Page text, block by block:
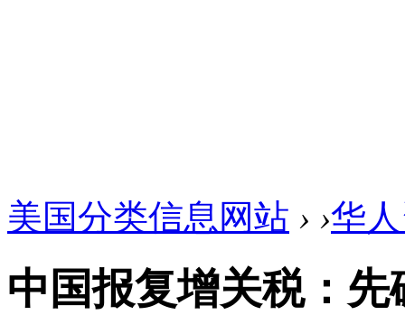
美国分类信息网站 › ›华
中国报复增关税：